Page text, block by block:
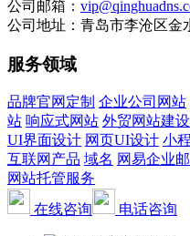
公司邮箱：
公司地址：青岛市李沧区金
服务领域
品牌官网定制 企业公司网站
站 响应式网站 外贸网站建设
UI界面设计 网页UI设计 小
互联网产品 域名 网易企业
网站托管服务
在线咨询
电话咨询